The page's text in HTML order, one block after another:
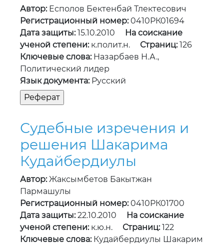
Автор:Есполов Бектенбай Тлектесович
Регистрационный номер:0410РК01694
Дата защиты:15.10.2010
На соискание
ученой степени:к.полит.н. Страниц:126
Ключевые слова:Назарбаев Н.А.,
Политический лидер
Язык документа:Русский
Судебные изречения и
решения Шакарима
Кудайбердиулы
Автор:Жаксымбетов Бакытжан
Пармашулы
Регистрационный номер:0410РК01700
Дата защиты:22.10.2010
На соискание
ученой степени:к.ю.н. Страниц:122
Ключевые слова:Кудайбердиулы Шакарим